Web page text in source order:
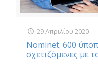
29 Απριλίου 2020
Nominet: 600
σχετιζόμενες με